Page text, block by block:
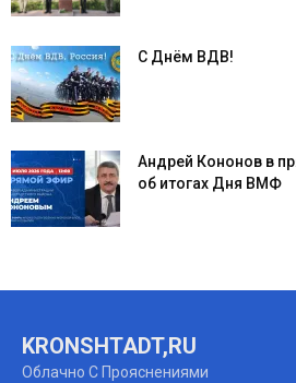
С Днём ВДВ!
Андрей Кононов в
об итогах Дня ВМФ
KRONSHTADT,RU
Облачно С Прояснениями